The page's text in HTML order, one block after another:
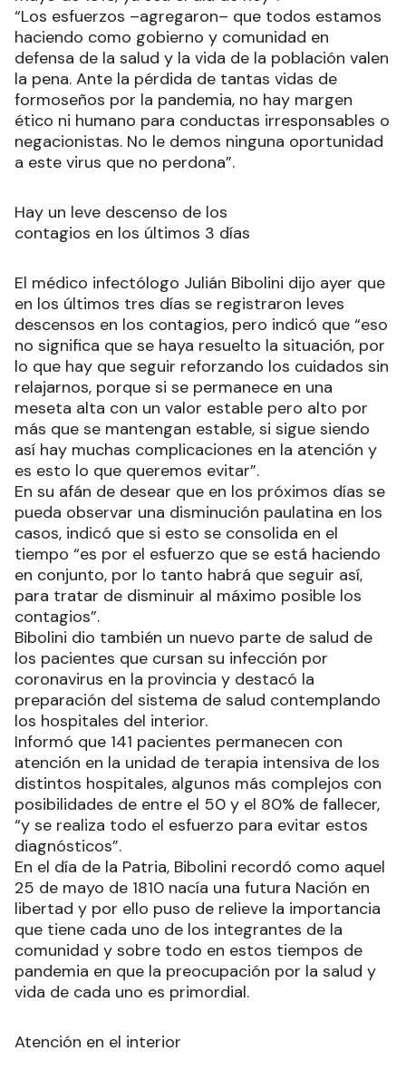
“Los esfuerzos –agregaron– que todos estamos
haciendo como gobierno y comunidad en
defensa de la salud y la vida de la población valen
la pena. Ante la pérdida de tantas vidas de
formoseños por la pandemia, no hay margen
ético ni humano para conductas irresponsables o
negacionistas. No le demos ninguna oportunidad
a este virus que no perdona”.
Hay un leve descenso de los
contagios en los últimos 3 días
El médico infectólogo Julián Bibolini dijo ayer que
en los últimos tres días se registraron leves
descensos en los contagios, pero indicó que “eso
no significa que se haya resuelto la situación, por
lo que hay que seguir reforzando los cuidados sin
relajarnos, porque si se permanece en una
meseta alta con un valor estable pero alto por
más que se mantengan estable, si sigue siendo
así hay muchas complicaciones en la atención y
es esto lo que queremos evitar”.
En su afán de desear que en los próximos días se
pueda observar una disminución paulatina en los
casos, indicó que si esto se consolida en el
tiempo “es por el esfuerzo que se está haciendo
en conjunto, por lo tanto habrá que seguir así,
para tratar de disminuir al máximo posible los
contagios”.
Bibolini dio también un nuevo parte de salud de
los pacientes que cursan su infección por
coronavirus en la provincia y destacó la
preparación del sistema de salud contemplando
los hospitales del interior.
Informó que 141 pacientes permanecen con
atención en la unidad de terapia intensiva de los
distintos hospitales, algunos más complejos con
posibilidades de entre el 50 y el 80% de fallecer,
“y se realiza todo el esfuerzo para evitar estos
diagnósticos”.
En el día de la Patria, Bibolini recordó como aquel
25 de mayo de 1810 nacía una futura Nación en
libertad y por ello puso de relieve la importancia
que tiene cada uno de los integrantes de la
comunidad y sobre todo en estos tiempos de
pandemia en que la preocupación por la salud y
vida de cada uno es primordial.
Atención en el interior